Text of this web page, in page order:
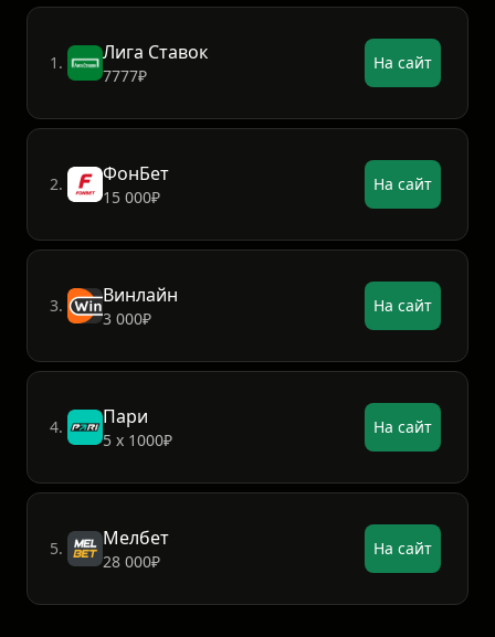
1. Лига Ставок
7777₽
На сайт
2. ФонБет
15 000₽
На сайт
3. Винлайн
3 000₽
На сайт
4. Пари
5 х 1000₽
На сайт
5. Мелбет
28 000₽
На сайт